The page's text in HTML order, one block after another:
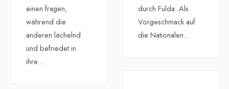
einen fragen,
während die
anderen lächelnd
und befriedet in
ihre...
durch Fulda. Als
Vorgeschmack auf
die Nationalen...